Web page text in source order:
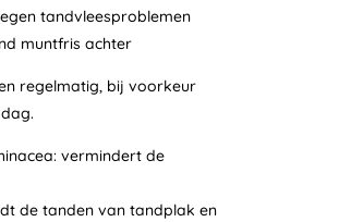
tandvleesproblemen
muntfris achter
regelmatig, bij voorkeur
vermindert de
de tanden van tandplak en